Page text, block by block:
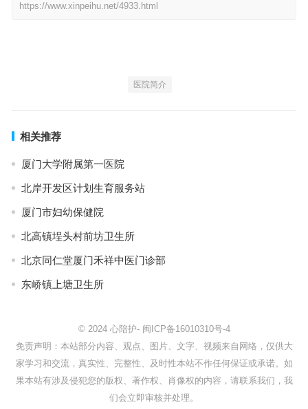
https://www.xinpeihu.net/4933.html
医院简介
相关推荐
厦门大学附属第一医院
北岸开发区计划生育服务站
厦门市妇幼保健院
北高镇埕头村前坊卫生所
北京同仁堂厦门禾祥中医门诊部
东峤镇上塘卫生所
© 2024 心陪护- 闽ICP备16010310号-4
免责声明：本站部分内容、观点、图片、文字、视频来自网络，仅供大
家学习和交流，真实性、完整性、及时性本站不作任何保证或承诺。如
果本站有涉及侵犯您的版权、著作权、肖像权的内容，请联系我们，我
们会立即审核并处理。